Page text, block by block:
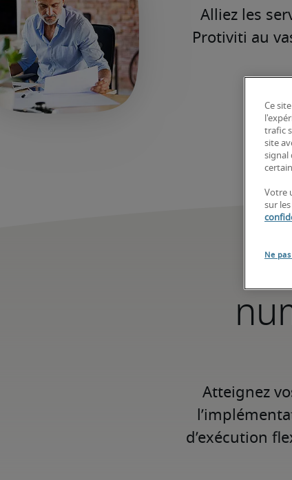
Alliez les
Protiviti au
Atteignez
d’exécution
Ce
trafic
site
signal
Votre
sur
Ne